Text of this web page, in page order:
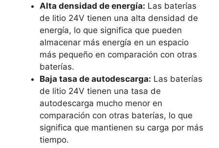
Alta densidad de energía: Las baterías
de litio 24V tienen una alta densidad de
energía, lo que significa que pueden
almacenar más energía en un espacio
más pequeño en comparación con otras
baterías.
Baja tasa de autodescarga: Las baterías
de litio 24V tienen una tasa de
autodescarga mucho menor en
comparación con otras baterías, lo que
significa que mantienen su carga por más
tiempo.